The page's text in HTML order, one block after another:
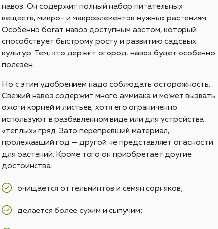
навоз. Он содержит полный набор питательных
веществ, микро- и макроэлементов нужных растениям.
Особенно богат навоз доступным азотом, который
способствует быстрому росту и развитию садовых
культур. Тем, кто держит огород, навоз будет особенно
полезен.
Но с этим удобрением надо соблюдать осторожность.
Свежий навоз содержит много аммиака и может вызвать
ожоги корней и листьев, хотя его ограниченно
используют в разбавленном виде или для устройства
«теплых» гряд. Зато перепревший материал,
пролежавший год — другой не представляет опасности
для растений. Кроме того он приобретает другие
достоинства:
очищается от гельминтов и семян сорняков;
делается более сухим и сыпучим;